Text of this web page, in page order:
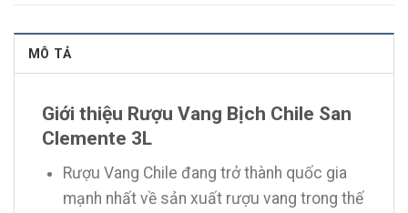
MÔ TẢ
Giới thiệu Rượu Vang Bịch Chile San
Clemente 3L
Rượu Vang Chile đang trở thành quốc gia
mạnh nhất về sản xuất rượu vang trong thế